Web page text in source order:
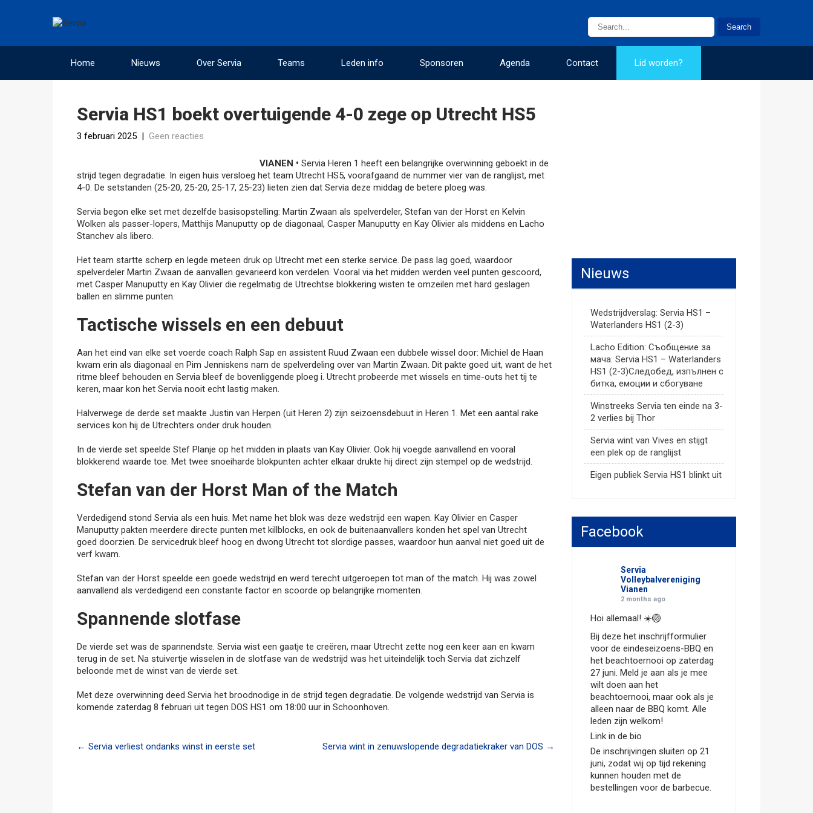
Home Nieuws Over Servia Teams Leden info Sponsoren Agenda Contact Lid worden?
Servia HS1 boekt overtuigende 4-0 zege op Utrecht HS5
3 februari 2025 | Geen reacties
VIANEN • Servia Heren 1 heeft een belangrijke overwinning geboekt in de
strijd tegen degradatie. In eigen huis versloeg het team Utrecht HS5, voorafgaand de nummer vier van de ranglijst, met
4-0. De setstanden (25-20, 25-20, 25-17, 25-23) lieten zien dat Servia deze middag de betere ploeg was.
Servia begon elke set met dezelfde basisopstelling: Martin Zwaan als spelverdeler, Stefan van der Horst en Kelvin
Wolken als passer-lopers, Matthijs Manuputty op de diagonaal, Casper Manuputty en Kay Olivier als middens en Lacho
Stanchev als libero.
Het team startte scherp en legde meteen druk op Utrecht met een sterke service. De pass lag goed, waardoor
spelverdeler Martin Zwaan de aanvallen gevarieerd kon verdelen. Vooral via het midden werden veel punten gescoord,
met Casper Manuputty en Kay Olivier die regelmatig de Utrechtse blokkering wisten te omzeilen met hard geslagen
ballen en slimme punten.
Tactische wissels en een debuut
Aan het eind van elke set voerde coach Ralph Sap en assistent Ruud Zwaan een dubbele wissel door: Michiel de Haan
kwam erin als diagonaal en Pim Jenniskens nam de spelverdeling over van Martin Zwaan. Dit pakte goed uit, want de het
ritme bleef behouden en Servia bleef de bovenliggende ploeg i. Utrecht probeerde met wissels en time-outs het tij te
keren, maar kon het Servia nooit echt lastig maken.
Halverwege de derde set maakte Justin van Herpen (uit Heren 2) zijn seizoensdebuut in Heren 1. Met een aantal rake
services kon hij de Utrechters onder druk houden.
In de vierde set speelde Stef Planje op het midden in plaats van Kay Olivier. Ook hij voegde aanvallend en vooral
blokkerend waarde toe. Met twee snoeiharde blokpunten achter elkaar drukte hij direct zijn stempel op de wedstrijd.
Stefan van der Horst Man of the Match
Verdedigend stond Servia als een huis. Met name het blok was deze wedstrijd een wapen. Kay Olivier en Casper
Manuputty pakten meerdere directe punten met killblocks, en ook de buitenaanvallers konden het spel van Utrecht
goed doorzien. De servicedruk bleef hoog en dwong Utrecht tot slordige passes, waardoor hun aanval niet goed uit de
verf kwam.
Stefan van der Horst speelde een goede wedstrijd en werd terecht uitgeroepen tot man of the match. Hij was zowel
aanvallend als verdedigend een constante factor en scoorde op belangrijke momenten.
Spannende slotfase
De vierde set was de spannendste. Servia wist een gaatje te creëren, maar Utrecht zette nog een keer aan en kwam
terug in de set. Na stuivertje wisselen in de slotfase van de wedstrijd was het uiteindelijk toch Servia dat zichzelf
beloonde met de winst van de vierde set.
Met deze overwinning deed Servia het broodnodige in de strijd tegen degradatie. De volgende wedstrijd van Servia is
komende zaterdag 8 februari uit tegen DOS HS1 om 18:00 uur in Schoonhoven.
Post
← Servia verliest ondanks winst in eerste set Servia wint in zenuwslopende degradatiekraker van DOS →
Nieuws
Wedstrijdverslag: Servia HS1 –
Waterlanders HS1 (2-3)
Lacho Edition: Съобщение за
мача: Servia HS1 – Waterlanders
HS1 (2-3)Следобед, изпълнен с
битка, емоции и сбогуване
Winstreeks Servia ten einde na 3-
2 verlies bij Thor
Servia wint van Vives en stijgt
een plek op de ranglijst
Eigen publiek Servia HS1 blinkt uit
Facebook
Servia
Volleybalvereniging
Vianen
2 months ago
Hoi allemaal! ☀️🏐
Bij deze het inschrijfformulier
voor de eindeseizoens-BBQ en
het beachtoernooi op zaterdag
27 juni. Meld je aan als je mee
wilt doen aan het
beachtoernooi, maar ook als je
alleen naar de BBQ komt. Alle
leden zijn welkom!
Link in de bio
De inschrijvingen sluiten op 21
juni, zodat wij op tijd rekening
kunnen houden met de
bestellingen voor de barbecue.